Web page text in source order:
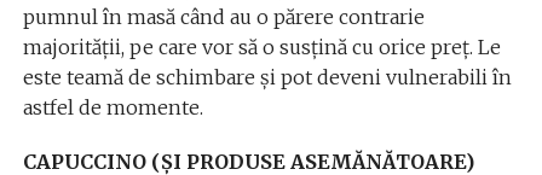
pumnul în masă când au o părere contrarie
majorității, pe care vor să o susțină cu orice preț. Le
este teamă de schimbare și pot deveni vulnerabili în
astfel de momente.
CAPUCCINO (ȘI PRODUSE ASEMĂNĂTOARE)